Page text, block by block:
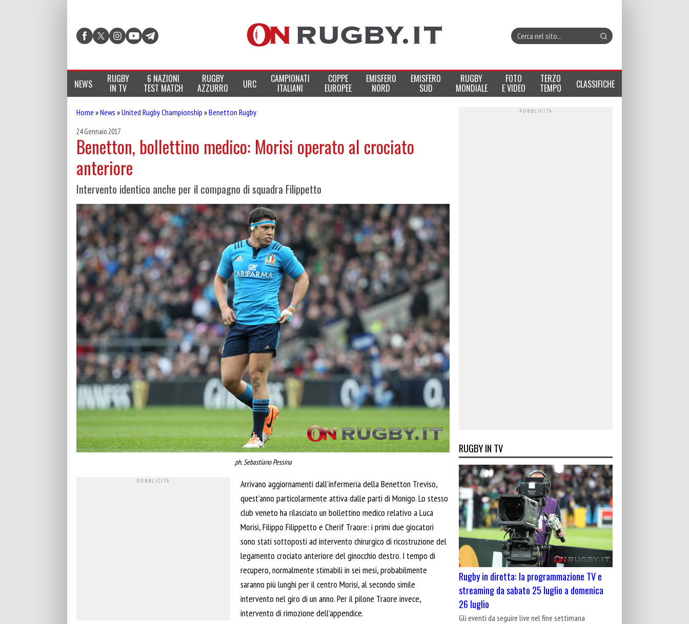
NEWS RUGBY
IN TV
6 NAZIONI
TEST MATCH
RUGBY
AZZURRO URC CAMPIONATI
ITALIANI
COPPE
EUROPEE
EMISFERO
NORD
EMISFERO
SUD
RUGBY
MONDIALE
FOTO
E VIDEO
TERZO
TEMPO CLASSIFICHE
Home »News »United Rugby Championship »Benetton Rugby
24 Gennaio 2017
Benetton, bollettino medico: Morisi operato al crociato
anteriore
Intervento identico anche per il compagno di squadra Filippetto
ph. Sebastiano Pessina
Arrivano aggiornamenti dall’infermeria della Benetton Treviso,
quest’anno particolarmente attiva dalle parti di Monigo. Lo stesso
club veneto ha rilasciato un bollettino medico relativo a Luca
Morisi, Filippo Filippetto e Cherif Traore: i primi due giocatori
sono stati sottoposti ad intervento chirurgico di ricostruzione del
legamento crociato anteriore del ginocchio destro. I tempo di
recupero, normalmente stimabili in sei mesi, probabilmente
saranno più lunghi per il centro Morisi, al secondo simile
intervento nel giro di un anno. Per il pilone Traore invece,
intervento di rimozione dell’appendice.
RUGBY IN TV
Rugby in diretta: la programmazione TV e
streaming da sabato 25 luglio a domenica
26 luglio
Gli eventi da seguire live nel fine settimana